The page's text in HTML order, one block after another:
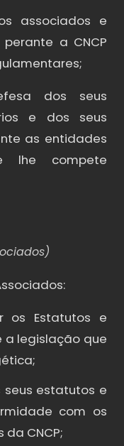
associados e
a CNCP
dos seus
e dos seus
as entidades
lhe compete
os Estatutos e
a legislação que
seus estatutos e
com os
CNCP;